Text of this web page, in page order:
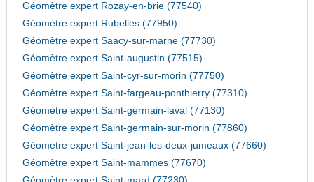
Géomètre expert Rozay-en-brie (77540)
Géomètre expert Rubelles (77950)
Géomètre expert Saacy-sur-marne (77730)
Géomètre expert Saint-augustin (77515)
Géomètre expert Saint-cyr-sur-morin (77750)
Géomètre expert Saint-fargeau-ponthierry (77310)
Géomètre expert Saint-germain-laval (77130)
Géomètre expert Saint-germain-sur-morin (77860)
Géomètre expert Saint-jean-les-deux-jumeaux (77660)
Géomètre expert Saint-mammes (77670)